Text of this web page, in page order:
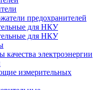
предохранителей
для НКУ
для НКУ
качества электроэнергии
измерительных